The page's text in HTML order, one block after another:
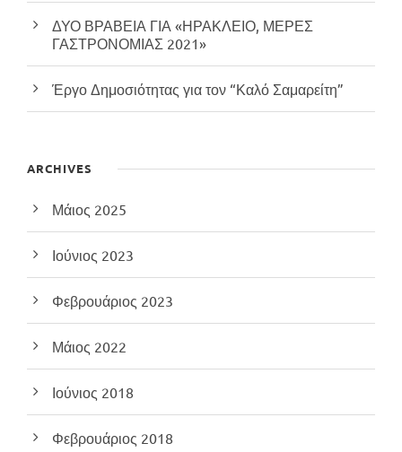
ΔΥΟ ΒΡΑΒΕΙΑ ΓΙΑ «ΗΡΑΚΛΕΙΟ, ΜΕΡΕΣ
ΓΑΣΤΡΟΝΟΜΙΑΣ 2021»
Έργο Δημοσιότητας για τον “Καλό Σαμαρείτη”
ARCHIVES
Μάιος 2025
Ιούνιος 2023
Φεβρουάριος 2023
Μάιος 2022
Ιούνιος 2018
Φεβρουάριος 2018